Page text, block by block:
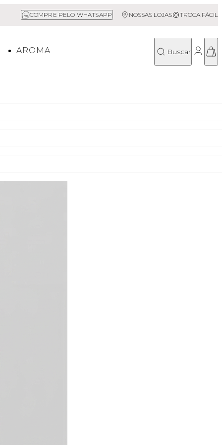
Sale até 50% Off
COMPRE PELO WHATSAPP NOSSAS LOJAS TROCA FÁCIL
AROMA Buscar